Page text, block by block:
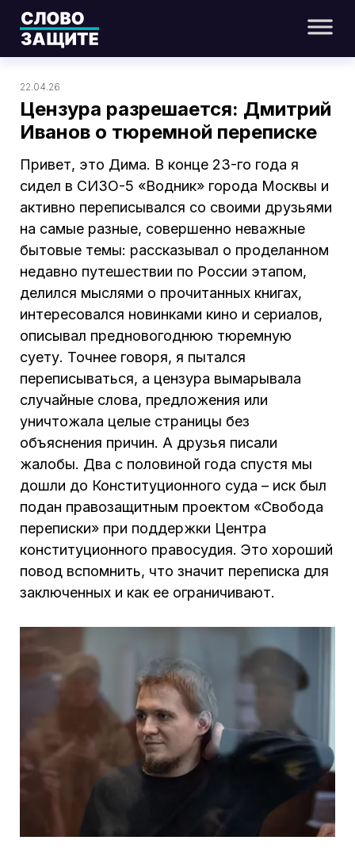
22.04.26
Цензура разрешается: Дмитрий
Иванов о тюремной переписке
Привет, это Дима. В конце 23-го года я
сидел в СИЗО-5 «Водник» города Москвы и
активно переписывался со своими друзьями
на самые разные, совершенно неважные
бытовые темы: рассказывал о проделанном
недавно путешествии по России этапом,
делился мыслями о прочитанных книгах,
интересовался новинками кино и сериалов,
описывал предновогоднюю тюремную
суету. Точнее говоря, я пытался
переписываться, а цензура вымарывала
случайные слова, предложения или
уничтожала целые страницы без
объяснения причин. А друзья писали
жалобы. Два с половиной года спустя мы
дошли до Конституционного суда – иск был
подан правозащитным проектом «Свобода
переписки» при поддержки Центра
конституционного правосудия. Это хороший
повод вспомнить, что значит переписка для
заключенных и как ее ограничивают.